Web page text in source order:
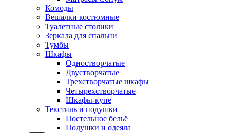
Комоды
Вешалки костюмные
Туалетные столики
Зеркала для спальни
Тумбы
Шкафы
Одностворчатые
Двустворчатые
Трехстворчатые шкафы
Четырехстворчатые
Шкафы-купе
Текстиль и подушки
Постельное бельё
Подушки и одеяла